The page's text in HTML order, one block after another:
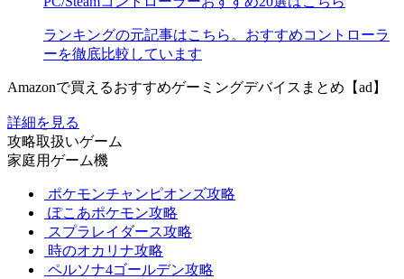
ランキングの元記事はこちら。おすすめコントローラ
ーを徹底比較しています
Amazonで買えるおすすめゲーミングデバイスまとめ【ad】
詳細を見る
攻略取扱いゲーム
家庭用ゲーム機
ポケモンチャンピオンズ攻略
ぽこあポケモン攻略
スプラレイダース攻略
時のオカリナ攻略
ペルソナ4ゴールデン攻略